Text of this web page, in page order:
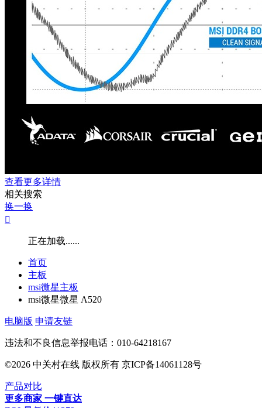
查看更多详情
相关搜索
换一换

正在加载......
首页
主板
msi微星主板
msi微星微星 A520
电脑版 申请友链
违法和不良信息举报电话：010-64218167
©2026 中关村在线 版权所有 京ICP备14061128号
产品对比
更多商家 一键直达